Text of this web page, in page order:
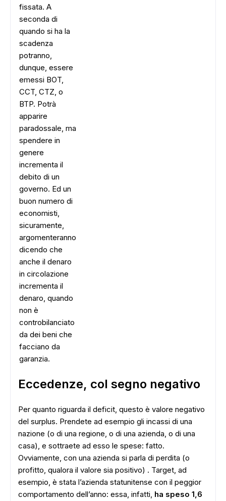
ADS
fissata. A
seconda di
quando si ha la
scadenza
potranno,
dunque, essere
emessi BOT,
CCT, CTZ, o
BTP. Potrà
apparire
paradossale, ma
spendere in
genere
incrementa il
debito di un
governo. Ed un
buon numero di
economisti,
sicuramente,
argomenteranno
dicendo che
anche il denaro
in circolazione
incrementa il
denaro, quando
non è
controbilanciato
da dei beni che
facciano da
garanzia.
Eccedenze, col segno negativo
Per quanto riguarda il deficit, questo è valore negativo
del surplus. Prendete ad esempio gli incassi di una
nazione (o di una regione, o di una azienda, o di una
casa), e sottraete ad esso le spese: fatto.
Ovviamente, con una azienda si parla di perdita (o
profitto, qualora il valore sia positivo) . Target, ad
esempio, è stata l’azienda statunitense con il peggior
comportamento dell’anno: essa, infatti, ha speso 1,6